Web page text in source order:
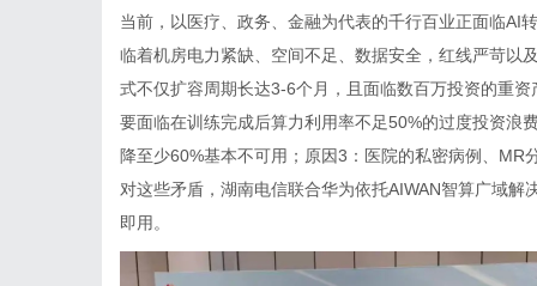
当前，以医疗、政务、金融为代表的千行百业正面临AI
临着机房电力紧缺、空间不足、数据安全，红线严苛以
式不仅扩容周期长达3-6个月，且面临数百万投资的重
要面临在训练完成后算力利用率不足50%的过度投资浪
降至少60%基本不可用；原因3 ：医院的私密病例、 MR
对这些矛盾，湖南电信联合华为依托AIWAN智算广域解
即用。